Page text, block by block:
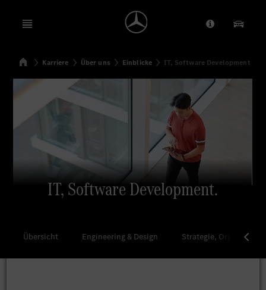
Open menu Anbieter/
SuchenStartseite
Karriere Über uns Einblicke IT, Software Development
IT, Software Development.
Übersicht Engineering & Design Strategie,